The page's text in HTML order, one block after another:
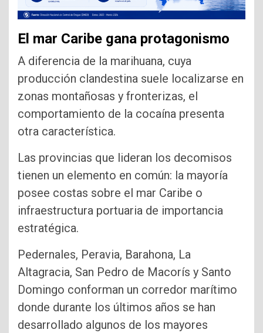
El mar Caribe gana protagonismo
A diferencia de la marihuana, cuya
producción clandestina suele localizarse en
zonas montañosas y fronterizas, el
comportamiento de la cocaína presenta
otra característica.
Las provincias que lideran los decomisos
tienen un elemento en común: la mayoría
posee costas sobre el mar Caribe o
infraestructura portuaria de importancia
estratégica.
Pedernales, Peravia, Barahona, La
Altagracia, San Pedro de Macorís y Santo
Domingo conforman un corredor marítimo
donde durante los últimos años se han
desarrollado algunos de los mayores